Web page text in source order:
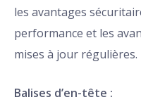
les avantages
performance et les
mises à jour régulières.
Balises d’en-tête :